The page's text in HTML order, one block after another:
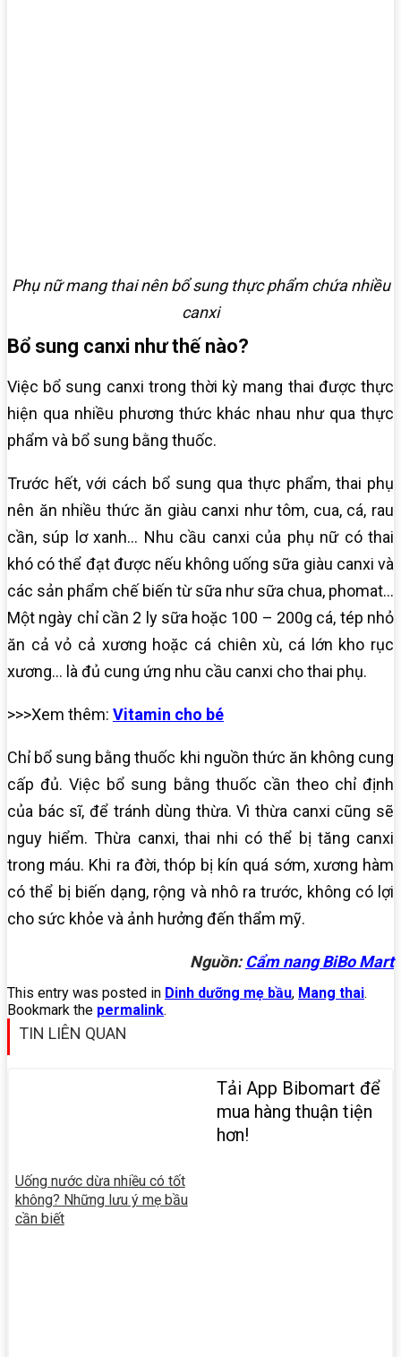
Phụ nữ mang thai nên bổ sung thực phẩm chứa nhiều
canxi
Bổ sung canxi như thế nào?
Việc bổ sung canxi trong thời kỳ mang thai được thực
hiện qua nhiều phương thức khác nhau như qua thực
phẩm và bổ sung bằng thuốc.
Trước hết, với cách bổ sung qua thực phẩm, thai phụ
nên ăn nhiều thức ăn giàu canxi như tôm, cua, cá, rau
cần, súp lơ xanh… Nhu cầu canxi của phụ nữ có thai
khó có thể đạt được nếu không uống sữa giàu canxi và
các sản phẩm chế biến từ sữa như sữa chua, phomat…
Một ngày chỉ cần 2 ly sữa hoặc 100 – 200g cá, tép nhỏ
ăn cả vỏ cả xương hoặc cá chiên xù, cá lớn kho rục
xương… là đủ cung ứng nhu cầu canxi cho thai phụ.
>>>Xem thêm: Vitamin cho bé
Chỉ bổ sung bằng thuốc khi nguồn thức ăn không cung
cấp đủ. Việc bổ sung bằng thuốc cần theo chỉ định
của bác sĩ, để tránh dùng thừa. Vì thừa canxi cũng sẽ
nguy hiểm. Thừa canxi, thai nhi có thể bị tăng canxi
trong máu. Khi ra đời, thóp bị kín quá sớm, xương hàm
có thể bị biến dạng, rộng và nhô ra trước, không có lợi
cho sức khỏe và ảnh hưởng đến thẩm mỹ.
Nguồn: Cẩm nang BiBo Mart
This entry was posted in Dinh dưỡng mẹ bầu, Mang thai.
Bookmark the permalink.
TIN LIÊN QUAN
Uống nước dừa nhiều có tốt
không? Những lưu ý mẹ bầu
cần biết
Tải App Bibomart để
mua hàng thuận tiện
hơn!